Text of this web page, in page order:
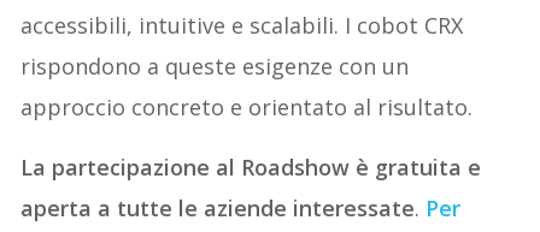
accessibili, intuitive e scalabili. I cobot CRX
rispondono a queste esigenze con un
approccio concreto e orientato al risultato.
La partecipazione al Roadshow è gratuita e
aperta a tutte le aziende interessate. Per